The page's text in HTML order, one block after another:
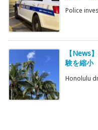
Police
【News
験を縮小
Honolulu